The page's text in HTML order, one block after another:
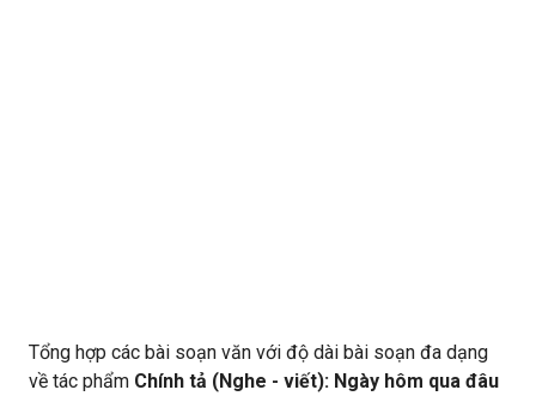
Tổng hợp các bài soạn văn với độ dài bài soạn đa dạng
về tác phẩm Chính tả (Nghe - viết): Ngày hôm qua đâu